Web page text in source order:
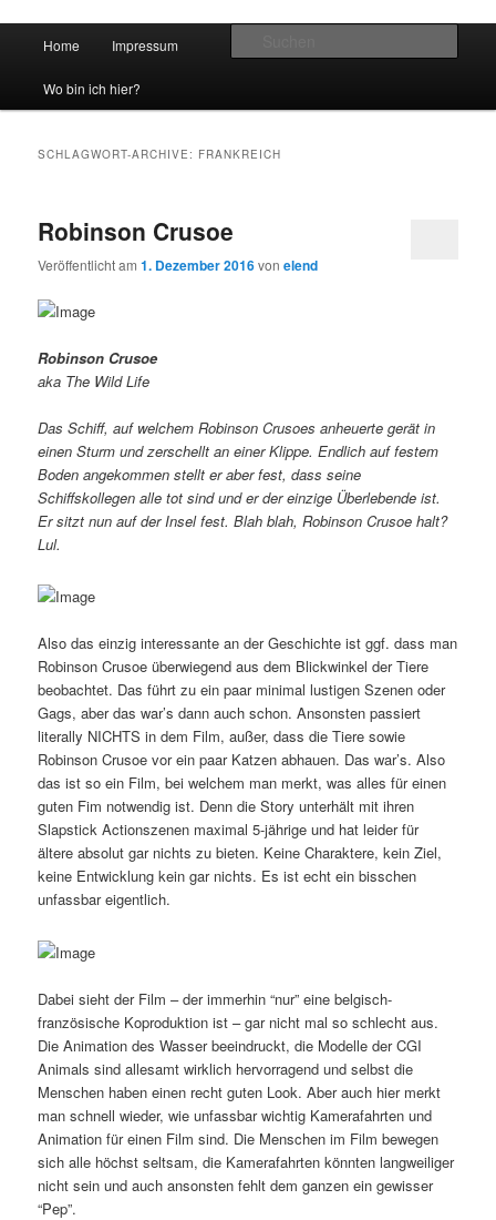
vidgames.de
Zum Inhalt wechseln
Zum sekundären Inhalt wechseln
Home Impressum
Wo bin ich hier?
SCHLAGWORT-ARCHIVE: FRANKREICH
Robinson Crusoe
Veröffentlicht am1. Dezember 2016vonelend
Robinson Crusoe
aka The Wild Life
Das Schiff, auf welchem Robinson Crusoes anheuerte gerät in
einen Sturm und zerschellt an einer Klippe. Endlich auf festem
Boden angekommen stellt er aber fest, dass seine
Schiffskollegen alle tot sind und er der einzige Überlebende ist.
Er sitzt nun auf der Insel fest. Blah blah, Robinson Crusoe halt?
Lul.
Also das einzig interessante an der Geschichte ist ggf. dass man
Robinson Crusoe überwiegend aus dem Blickwinkel der Tiere
beobachtet. Das führt zu ein paar minimal lustigen Szenen oder
Gags, aber das war’s dann auch schon. Ansonsten passiert
literally NICHTS in dem Film, außer, dass die Tiere sowie
Robinson Crusoe vor ein paar Katzen abhauen. Das war’s. Also
das ist so ein Film, bei welchem man merkt, was alles für einen
guten Fim notwendig ist. Denn die Story unterhält mit ihren
Slapstick Actionszenen maximal 5-jährige und hat leider für
ältere absolut gar nichts zu bieten. Keine Charaktere, kein Ziel,
keine Entwicklung kein gar nichts. Es ist echt ein bisschen
unfassbar eigentlich.
Dabei sieht der Film – der immerhin “nur” eine belgisch-
französische Koproduktion ist – gar nicht mal so schlecht aus.
Die Animation des Wasser beeindruckt, die Modelle der CGI
Animals sind allesamt wirklich hervorragend und selbst die
Menschen haben einen recht guten Look. Aber auch hier merkt
man schnell wieder, wie unfassbar wichtig Kamerafahrten und
Animation für einen Film sind. Die Menschen im Film bewegen
sich alle höchst seltsam, die Kamerafahrten könnten langweiliger
nicht sein und auch ansonsten fehlt dem ganzen ein gewisser
“Pep”.